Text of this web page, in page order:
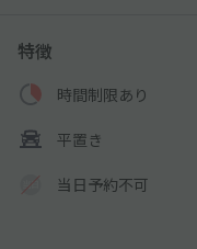
特徴
時間制限あり
平置き
当日予約不可